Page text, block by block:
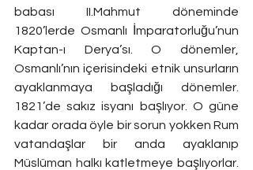
babası II.Mahmut döneminde
1820’lerde Osmanlı İmparatorluğu’nun
Kaptan-ı Derya’sı. O dönemler,
Osmanlı’nın içerisindeki etnik unsurların
ayaklanmaya başladığı dönemler.
1821’de sakız isyanı başlıyor. O güne
kadar orada öyle bir sorun yokken Rum
vatandaşlar bir anda ayaklanıp
Müslüman halkı katletmeye başlıyorlar.